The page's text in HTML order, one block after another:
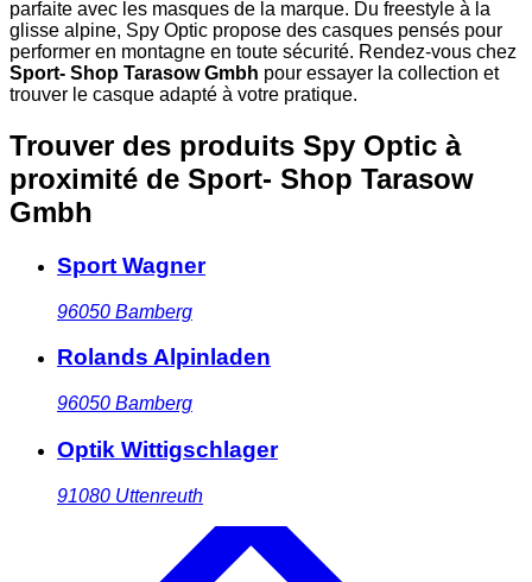
parfaite avec les masques de la marque. Du freestyle à la
glisse alpine, Spy Optic propose des casques pensés pour
performer en montagne en toute sécurité. Rendez-vous chez
Sport- Shop Tarasow Gmbh pour essayer la collection et
trouver le casque adapté à votre pratique.
Trouver des produits Spy Optic à
proximité de Sport- Shop Tarasow
Gmbh
Sport Wagner
96050 Bamberg
Rolands Alpinladen
96050 Bamberg
Optik Wittigschlager
91080 Uttenreuth